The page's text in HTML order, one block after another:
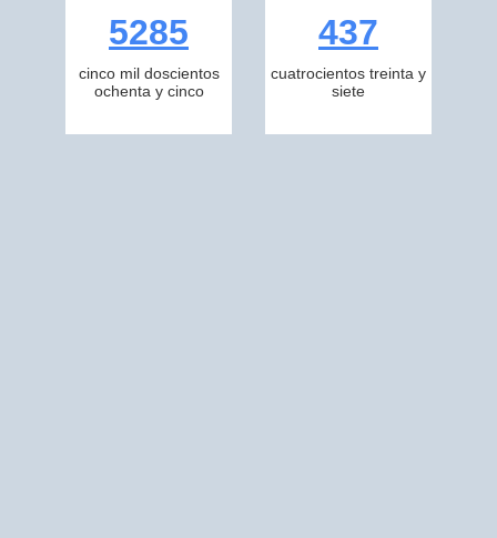
5285
cinco mil doscientos
ochenta y cinco
437
cuatrocientos treinta y
siete